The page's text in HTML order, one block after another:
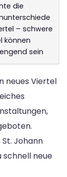
die
– schwere
können
sein
neues Viertel
Johann
schnell neue